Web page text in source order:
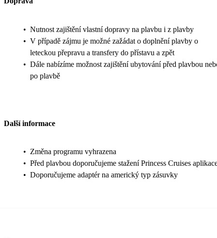
• Nutnost zajištění vlastní dopravy na plavbu i z plavby
• V případě zájmu je možné zažádat o doplnění plavby o
leteckou přepravu a transfery do přístavu a zpět
• Dále nabízíme možnost zajištění ubytování před plavbou
po plavbě
Další informace
• Změna programu vyhrazena
• Před plavbou doporučujeme stažení Princess Cruises
• Doporučujeme adaptér na americký typ zásuvky